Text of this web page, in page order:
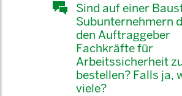
Sind auf einer
Subunternehmern
den Auftraggeber
Fachkräfte für
Arbeitssicherheit
bestellen? Falls ja,
viele?